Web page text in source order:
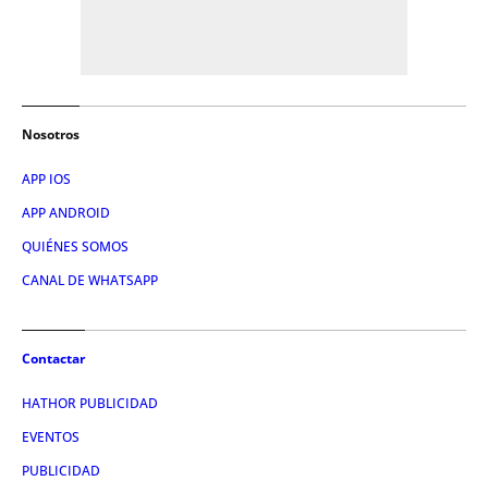
Nosotros
APP IOS
APP ANDROID
QUIÉNES SOMOS
CANAL DE WHATSAPP
Contactar
HATHOR PUBLICIDAD
EVENTOS
PUBLICIDAD